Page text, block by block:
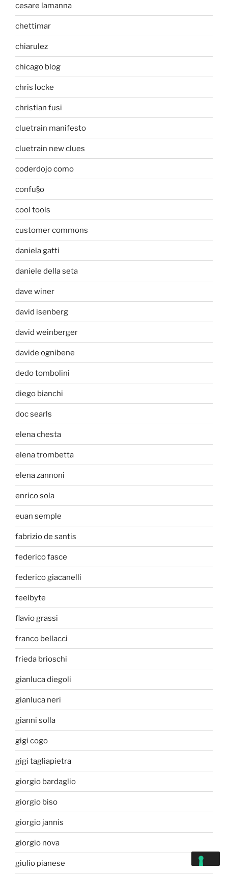
cesare lamanna
chettimar
chiarulez
chicago blog
chris locke
christian fusi
cluetrain manifesto
cluetrain new clues
coderdojo como
confu§o
cool tools
customer commons
daniela gatti
daniele della seta
dave winer
david isenberg
david weinberger
davide ognibene
dedo tombolini
diego bianchi
doc searls
elena chesta
elena trombetta
elena zannoni
enrico sola
euan semple
fabrizio de santis
federico fasce
federico giacanelli
feelbyte
flavio grassi
franco bellacci
frieda brioschi
gianluca diegoli
gianluca neri
gianni solla
gigi cogo
gigi tagliapietra
giorgio bardaglio
giorgio biso
giorgio jannis
giorgio nova
giulio pianese